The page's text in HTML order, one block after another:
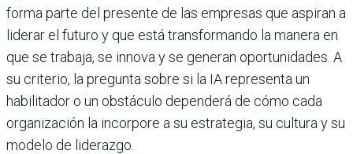
forma parte del presente de las empresas que aspiran a
liderar el futuro y que está transformando la manera en
que se trabaja, se innova y se generan oportunidades. A
su criterio, la pregunta sobre si la IA representa un
habilitador o un obstáculo dependerá de cómo cada
organización la incorpore a su estrategia, su cultura y su
modelo de liderazgo.